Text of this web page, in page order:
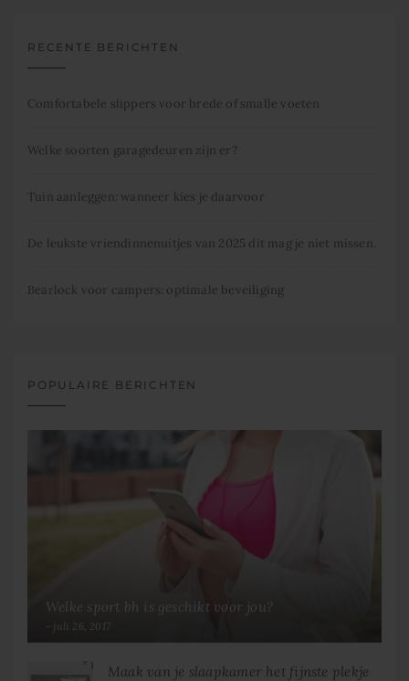
RECENTE BERICHTEN
Comfortabele slippers voor brede of smalle voeten
Welke soorten garagedeuren zijn er?
Tuin aanleggen: wanneer kies je daarvoor
De leukste vriendinnenuitjes van 2025 dit mag je niet missen.
Bearlock voor campers: optimale beveiliging
POPULAIRE BERICHTEN
Welke sport bh is geschikt voor jou?
juli 26, 2017
Maak van je slaapkamer het fijnste plekje